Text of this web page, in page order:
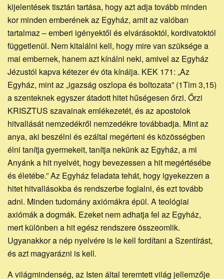
kijelentések tisztán tartása, hogy azt adja tovább minden
kor minden emberének az Egyház, amit az valóban
tartalmaz – emberi igényektől és elvárásoktól, kordivatoktól
függetlenül. Nem kitalálni kell, hogy mire van szüksége a
mai embernek, hanem azt kínálni neki, amivel az Egyház
Jézustól kapva kétezer év óta kínálja. KEK 171: „Az
Egyház, mint az „igazság oszlopa és boltozata” (1Tim 3,15)
a szenteknek egyszer átadott hitet hűségesen őrzi. Őrzi
KRISZTUS szavainak emlékezetét, és az apostolok
hitvallását nemzedékről nemzedékre továbbadja. Mint az
anya, aki beszélni és ezáltal megérteni és közösségben
élni tanítja gyermekeit, tanítja nekünk az Egyház, a mi
Anyánk a hit nyelvét, hogy bevezessen a hit megértésébe
és életébe.” Az Egyház feladata tehát, hogy igyekezzen a
hitet hitvallásokba és rendszerbe foglalni, és ezt tovább
adni. Minden tudomány axiómákra épül. A teológiai
axiómák a dogmák. Ezeket nem adhatja fel az Egyház,
mert különben a hit egész rendszere összeomlik.
Ugyanakkor a nép nyelvére is le kell fordítani a Szentírást,
és azt magyarázni is kell.
A világmindenség, az Isten által teremtett világ jellemzője